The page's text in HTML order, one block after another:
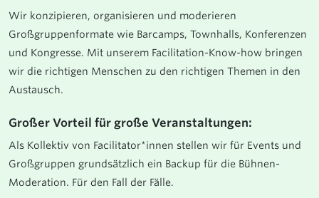
Wir konzipieren, organisieren und moderieren
Großgruppenformate wie Barcamps, Townhalls, Konferenzen
und Kongresse. Mit unserem Facilitation-Know-how bringen
wir die richtigen Menschen zu den richtigen Themen in den
Austausch.
Großer Vorteil für große Veranstaltungen:
Als Kollektiv von Facilitator*innen stellen wir für Events und
Großgruppen grundsätzlich ein Backup für die Bühnen-
Moderation. Für den Fall der Fälle.